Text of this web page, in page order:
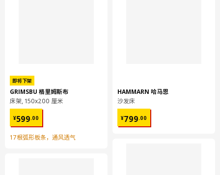
即将下架
GRIMSBU 格里姆斯布
床架, 150x200 厘米
¥599.00
¥ 599.00
17根弧形板条，通风透气
HAMMARN 哈马恩
沙发床
¥799.00
¥ 799.00